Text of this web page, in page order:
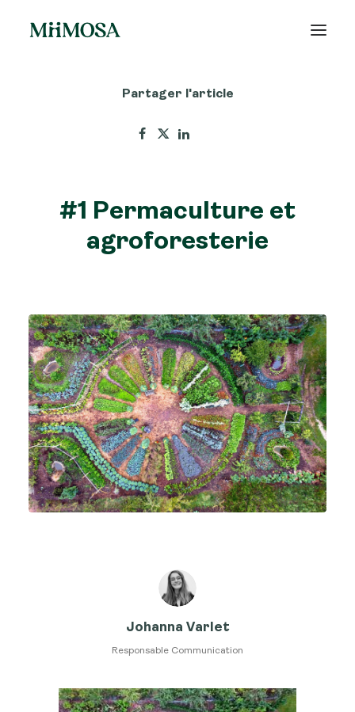
Découvrir MiiMOSA
Partager l'article
#1 Permaculture et
agroforesterie
Johanna Varlet
Responsable Communication